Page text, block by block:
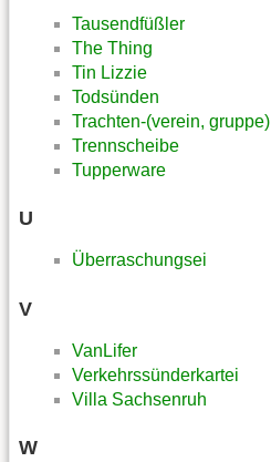
Tausendfüßler
The Thing
Tin Lizzie
Todsünden
Trachten-(verein, gruppe)
Trennscheibe
Tupperware
U
Überraschungsei
V
VanLifer
Verkehrssünderkartei
Villa Sachsenruh
W